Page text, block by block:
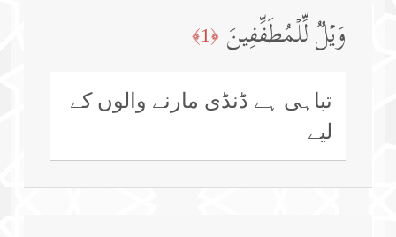
وَیۡلࣱ لِّلۡمُطَفِّفِینَ ﴿1﴾
تباہی ہے ڈنڈی مارنے والوں کے
لیے